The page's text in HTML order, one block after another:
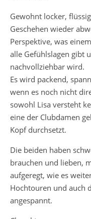
Gewohnt locker,
Geschehen wieder
Perspektive, was
alle Gefühlslagen gibt
nachvollziehbar wird.
Es wird packend,
wenn es noch nicht
sowohl Lisa versteht
eine der Clubdamen
Kopf durchsetzt.
Die beiden haben
brauchen und lieben,
aufgeregt, wie es
Hochtouren und auch
angespannt.